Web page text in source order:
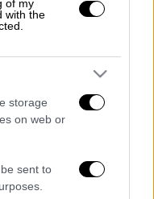
of my
with the
storage
on web or
sent to
καλύπτουν τα
τρελοί»
στην έρημο του
πουθενά
με τον θάνατο
οι
με